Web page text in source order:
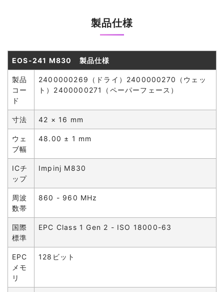
製品仕様
EOS-241 M830 製品仕様
製品
コー
ド
2400000269（ドライ）2400000270（ウェッ
ト）2400000271（ペーパーフェース）
寸法 42 × 16 mm
ウェ
ブ幅
48.00 ± 1 mm
ICチ
ップ
Impinj M830
周波
数帯
860 - 960 MHz
国際
標準
EPC Class 1 Gen 2 - ISO 18000-63
EPC
メモ
リ
128ビット